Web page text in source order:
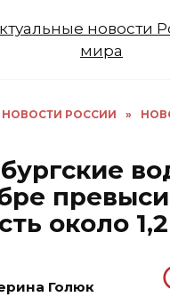
НОВОСТИ РОССИИ »
около
Голюк